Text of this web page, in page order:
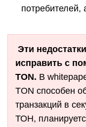
потребителей,
Эти
исправить с
TON. В
TON способен
транзакций в
ТОН,